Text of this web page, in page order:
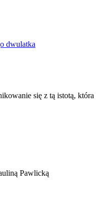
dwulatka
się z tą istotą,
Pawlicką